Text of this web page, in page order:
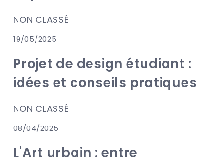
NON CLASSÉ
19/05/2025
Projet de design étudiant :
idées et conseils pratiques
NON CLASSÉ
08/04/2025
L'Art urbain : entre